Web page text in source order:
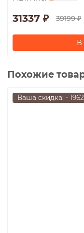
31337 ₽ 39199 ₽
В
Похожие
Ваша скидка: -